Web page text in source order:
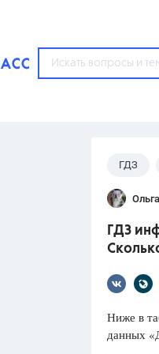
Популярные темы
ГДЗ
ОГЭ
ФИПИ
ГДЗ
ГДЗ
Ниже в
данных